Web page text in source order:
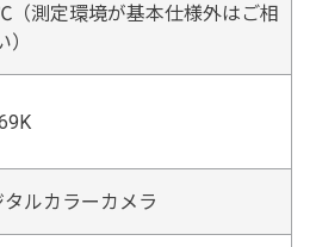
測定環境が基本仕様外はご相
タルカラーカメラ